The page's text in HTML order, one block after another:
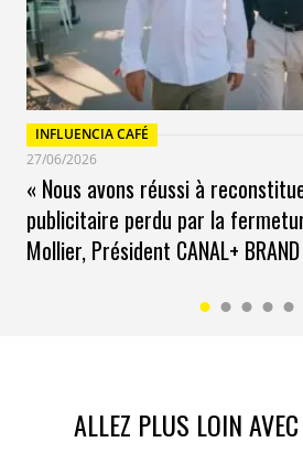
INFLUENCIA CAFÉ
27/06/2026
« Nous avons réussi à
publicitaire perdu par la
Mollier, Président CANAL+
ALLEZ PLUS LOIN